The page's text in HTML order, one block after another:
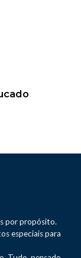
por propósito.
especiais para